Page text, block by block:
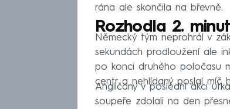
rána ale skončila na břevně.
Rozhodla 2.
Německý tým neprohrál v
sekundách prodloužení ale
po konci druhého poločasu
centr a nehlídaný poslal míč
Angličany v poslední akci
soupeře zdolali na den